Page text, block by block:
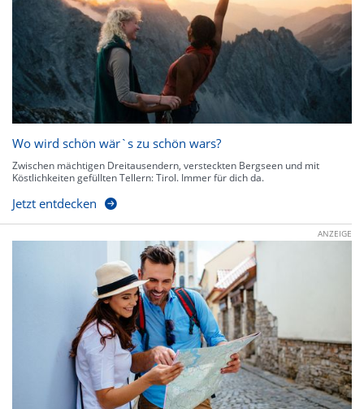
Wo wird schön wär`s zu schön wars?
Zwischen mächtigen Dreitausendern, versteckten Bergseen und mit
Köstlichkeiten gefüllten Tellern: Tirol. Immer für dich da.
Jetzt entdecken
ANZEIGE